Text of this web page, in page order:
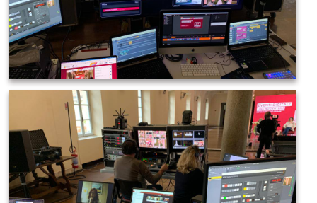
IMAGE 2021-03-19 08:36:23